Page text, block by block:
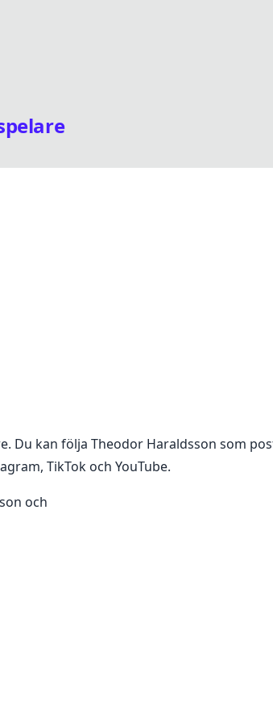
. Du kan följa Theodor Haraldsson som
TikTok och YouTube.
och